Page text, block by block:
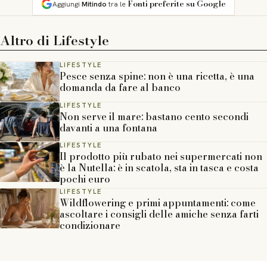
Aggiungi Mitindotra le Fonti preferite su Google
Altro di Lifestyle
LIFESTYLE
Pesce senza spine: non è una ricetta, è una
domanda da fare al banco
LIFESTYLE
Non serve il mare: bastano cento secondi
davanti a una fontana
LIFESTYLE
Il prodotto più rubato nei supermercati non
è la Nutella: è in scatola, sta in tasca e costa
pochi euro
LIFESTYLE
Wildflowering e primi appuntamenti: come
ascoltare i consigli delle amiche senza farti
condizionare